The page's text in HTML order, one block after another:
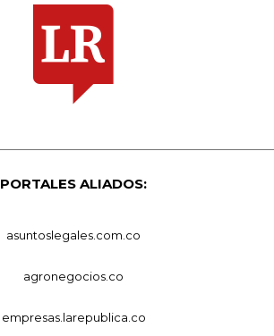
PORTALES ALIADOS:
asuntoslegales.com.co
agronegocios.co
empresas.larepublica.co